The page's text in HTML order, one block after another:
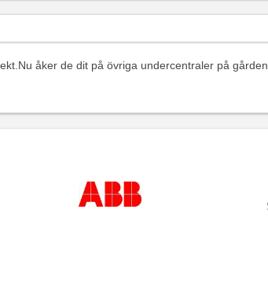
åker de dit på övriga undercentraler på gården